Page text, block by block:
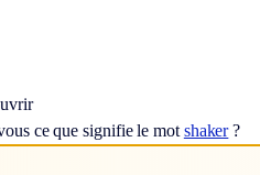
ce que signifie le mot shaker?